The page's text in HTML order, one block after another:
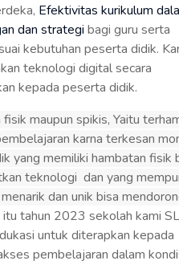
Efektivitas kurikulum
dan strategi bagi guru serta
kebutuhan peserta didik.
teknologi digital secara
kepada peserta didik.
maupun spikis, Yaitu
karna terkesan
yang memiliki hambatan fisik
teknologi dan yang
dan unik bisa
itu tahun 2023 sekolah kami
untuk diterapkan kepada
pembelajaran dalam